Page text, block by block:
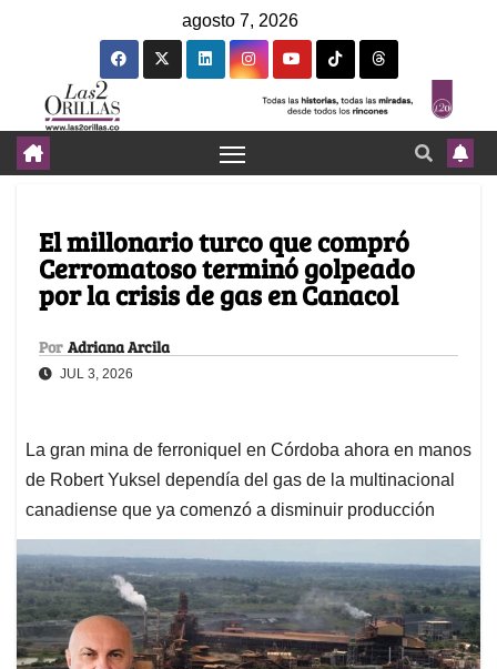
agosto 7, 2026
El millonario turco que compró
Cerromatoso terminó golpeado
por la crisis de gas en Canacol
Por Adriana Arcila
JUL 3, 2026
La gran mina de ferroniquel en Córdoba ahora en manos
de Robert Yuksel dependía del gas de la multinacional
canadiense que ya comenzó a disminuir producción